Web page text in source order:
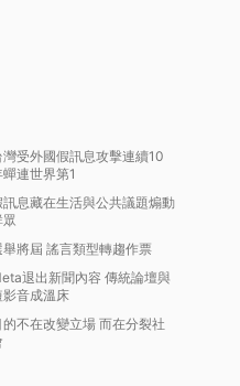
灣受外國假訊息攻擊連續10
蟬連世界第1
訊息藏在生活與公共議題煽動
眾
舉將屆 謠言類型轉趨作票
退出新聞內容 傳統論壇與
影音成溫床
的不在改變立場 而在分裂社